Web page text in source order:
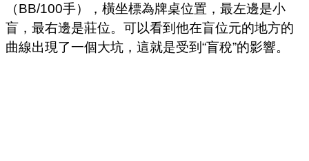
（BB/100手），橫坐標為牌桌位置，最左邊是小
盲，最右邊是莊位。可以看到他在盲位元的地方的
曲線出現了一個大坑，這就是受到“盲稅”的影響。